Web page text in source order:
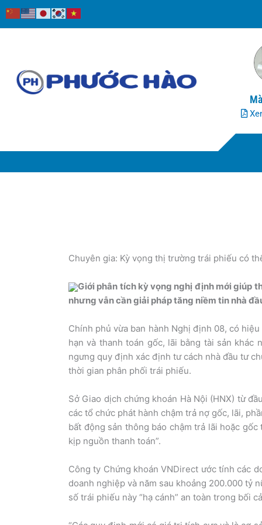
Nhảy
tới
Chuyên gia: Kỳ vọng thị trường trái phiếu có
Giới phân tích kỳ vọng nghị định mới giúp
nhưng vẫn cần giải pháp tăng niềm tin nhà
Chính phủ vừa ban hành Nghị định 08, có
hạn và thanh toán gốc, lãi bằng tài sản khác
ngưng quy định xác định tư cách nhà đầu tư
thời gian phân phối trái phiếu.
Sở Giao dịch chứng khoán Hà Nội (HNX) từ
các tổ chức phát hành chậm trả nợ gốc, lãi,
bất động sản thông báo chậm trả lãi hoặc
kịp nguồn thanh toán”.
Công ty Chứng khoán VNDirect ước tính các
doanh nghiệp và năm sau khoảng 200.000 tỷ
số trái phiếu này “hạ cánh” an toàn trong bối